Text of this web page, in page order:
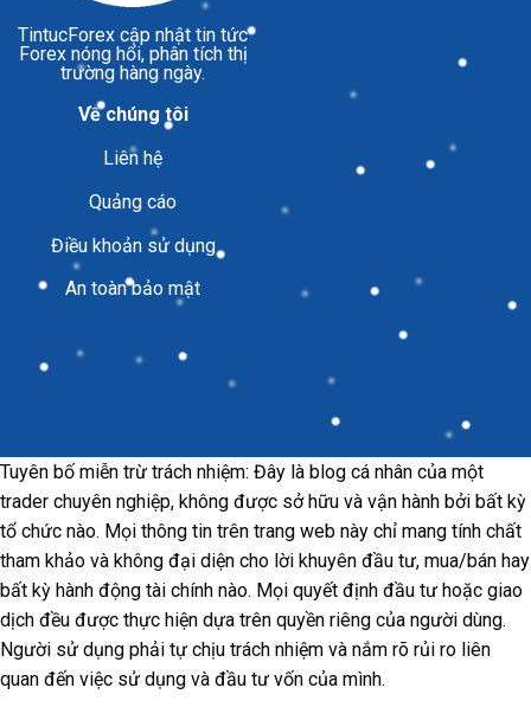
TintucForex cập nhật tin tức
Forex nóng hổi, phân tích thị
trường hàng ngày.
Về chúng tôi
Liên hệ
Quảng cáo
Điều khoản sử dụng
An toàn bảo mật
Tuyên bố miễn trừ trách nhiệm: Đây là blog cá nhân của một
trader chuyên nghiệp, không được sở hữu và vận hành bởi bất kỳ
tổ chức nào. Mọi thông tin trên trang web này chỉ mang tính chất
tham khảo và không đại diện cho lời khuyên đầu tư, mua/bán hay
bất kỳ hành động tài chính nào. Mọi quyết định đầu tư hoặc giao
dịch đều được thực hiện dựa trên quyền riêng của người dùng.
Người sử dụng phải tự chịu trách nhiệm và nắm rõ rủi ro liên
quan đến việc sử dụng và đầu tư vốn của mình.